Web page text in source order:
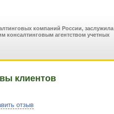
компаний России, заслужила
консалтинговым агентством учетных
клиентов
отзыв